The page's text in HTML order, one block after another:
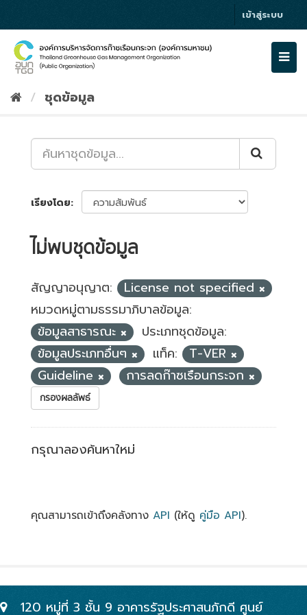
to
content
เข้าสู่ระบบ
ชุดข้อมูล
เรียงโดย
ไม่พบชุดข้อมูล
สัญญาอนุญาต:
License not specified
หมวดหมู่ตามธรรมาภิบาลข้อมูล:
ข้อมูลสาธารณะ
ประเภทชุดข้อมูล:
ข้อมูลประเภทอื่นๆ
แท็ค:
T-VER
Guideline
การลดก๊าซเรือนกระจก
กรองผลลัพธ์
กรุณาลองค้นหาใหม่
คุณสามารถเข้าถึงคลังทาง API (ให้ดู คู่มือ API).
120 หมู่ที่ 3 ชั้น 9 อาคารรัฐประศาสนภักดี ศูนย์